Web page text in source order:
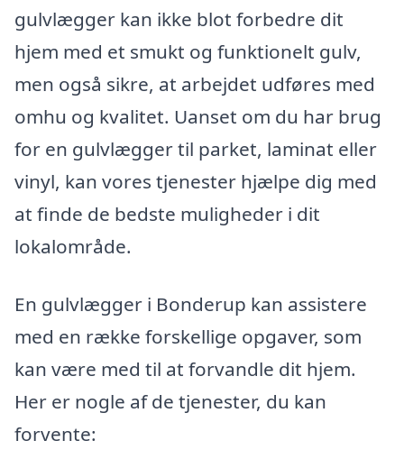
gulvlægger kan ikke blot forbedre dit
hjem med et smukt og funktionelt gulv,
men også sikre, at arbejdet udføres med
omhu og kvalitet. Uanset om du har brug
for en gulvlægger til parket, laminat eller
vinyl, kan vores tjenester hjælpe dig med
at finde de bedste muligheder i dit
lokalområde.
En gulvlægger i Bonderup kan assistere
med en række forskellige opgaver, som
kan være med til at forvandle dit hjem.
Her er nogle af de tjenester, du kan
forvente: